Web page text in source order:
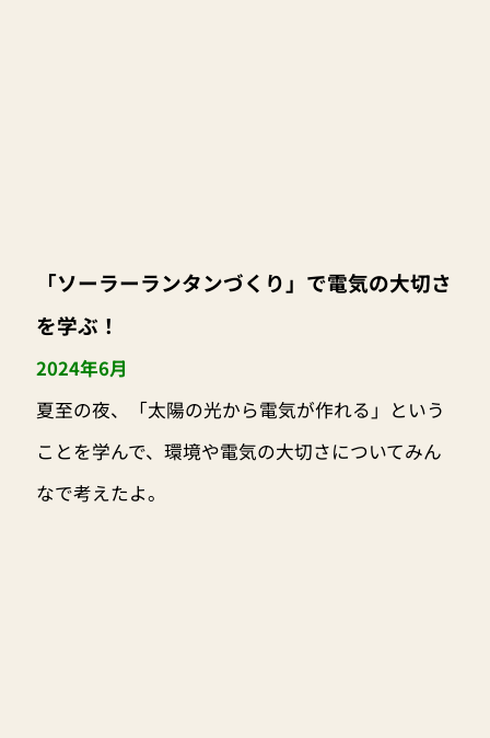
「ソーラーランタンづくり」で電気の大切さ
を学ぶ！
2024年6月
夏至の夜、「太陽の光から電気が作れる」という
ことを学んで、環境や電気の大切さについてみん
なで考えたよ。